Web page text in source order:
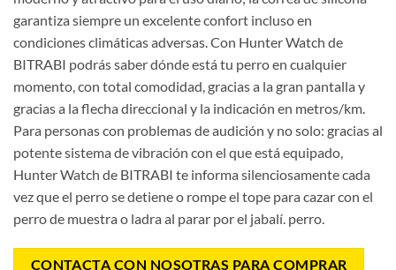
garantiza siempre un excelente confort incluso en
condiciones climáticas adversas. Con Hunter Watch de
BITRABI podrás saber dónde está tu perro en cualquier
momento, con total comodidad, gracias a la gran pantalla y
gracias a la flecha direccional y la indicación en metros/km.
Para personascon problemas de audición y no solo: gracias al
potente sistema de vibración con el que está equipado,
Hunter Watch de BITRABI te informa silenciosamente cada
vez que el perro se detiene o rompe el tope para cazar con el
perro de muestra o ladra al parar por el jabalí. perro.
CONTACTA CON NOSOTRAS PARA COMPRAR